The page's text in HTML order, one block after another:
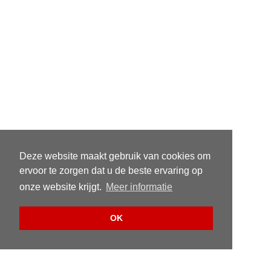
Deze website maakt gebruik van cookies om
ervoor te zorgen dat u de beste ervaring op
onze website krijgt. Meer informatie
OK